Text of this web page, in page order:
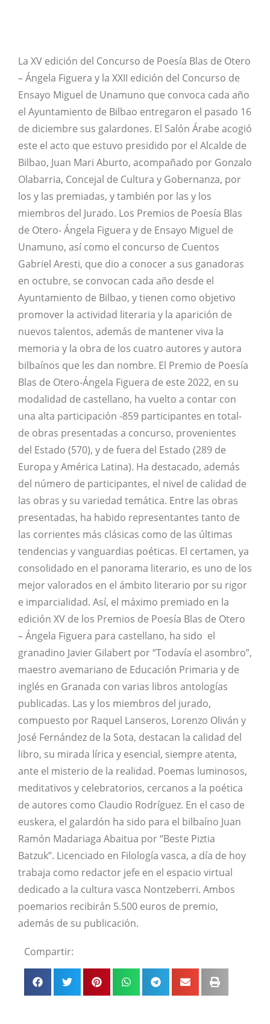
La XV edición del Concurso de Poesía Blas de Otero
– Ángela Figuera y la XXII edición del Concurso de
Ensayo Miguel de Unamuno que convoca cada año
el Ayuntamiento de Bilbao entregaron el pasado 16
de diciembre sus galardones. El Salón Árabe acogió
este el acto que estuvo presidido por el Alcalde de
Bilbao, Juan Mari Aburto, acompañado por Gonzalo
Olabarria, Concejal de Cultura y Gobernanza, por
los y las premiadas, y también por las y los
miembros del Jurado. Los Premios de Poesía Blas
de Otero- Ángela Figuera y de Ensayo Miguel de
Unamuno, así como el concurso de Cuentos
Gabriel Aresti, que dio a conocer a sus ganadoras
en octubre, se convocan cada año desde el
Ayuntamiento de Bilbao, y tienen como objetivo
promover la actividad literaria y la aparición de
nuevos talentos, además de mantener viva la
memoria y la obra de los cuatro autores y autora
bilbaínos que les dan nombre. El Premio de Poesía
Blas de Otero-Ángela Figuera de este 2022, en su
modalidad de castellano, ha vuelto a contar con
una alta participación -859 participantes en total-
de obras presentadas a concurso, provenientes
del Estado (570), y de fuera del Estado (289 de
Europa y América Latina). Ha destacado, además
del número de participantes, el nivel de calidad de
las obras y su variedad temática. Entre las obras
presentadas, ha habido representantes tanto de
las corrientes más clásicas como de las últimas
tendencias y vanguardias poéticas. El certamen, ya
consolidado en el panorama literario, es uno de los
mejor valorados en el ámbito literario por su rigor
e imparcialidad. Así, el máximo premiado en la
edición XV de los Premios de Poesía Blas de Otero
– Ángela Figuera para castellano, ha sido el
granadino Javier Gilabert por “Todavía el asombro”,
maestro avemariano de Educación Primaria y de
inglés en Granada con varias libros antologías
publicadas. Las y los miembros del jurado,
compuesto por Raquel Lanseros, Lorenzo Oliván y
José Fernández de la Sota, destacan la calidad del
libro, su mirada lírica y esencial, siempre atenta,
ante el misterio de la realidad. Poemas luminosos,
meditativos y celebratorios, cercanos a la poética
de autores como Claudio Rodríguez. En el caso de
euskera, el galardón ha sido para el bilbaíno Juan
Ramón Madariaga Abaitua por “Beste Piztia
Batzuk”. Licenciado en Filología vasca, a día de hoy
trabaja como redactor jefe en el espacio virtual
dedicado a la cultura vasca Nontzeberri. Ambos
poemarios recibirán 5.500 euros de premio,
además de su publicación.
Compartir: